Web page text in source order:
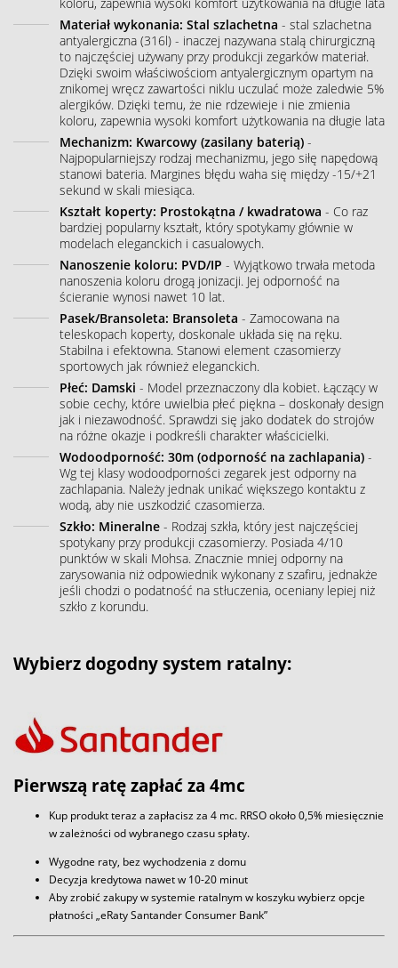
Materiał wykonania: Stal szlachetna - stal szlachetna
antyalergiczna (316l) - inaczej nazywana stalą chirurgiczną
to najczęściej używany przy produkcji zegarków materiał.
Dzięki swoim właściwościom antyalergicznym opartym na
znikomej wręcz zawartości niklu uczulać może zaledwie 5%
alergików. Dzięki temu, że nie rdzewieje i nie zmienia
koloru, zapewnia wysoki komfort użytkowania na długie lata
Mechanizm: Kwarcowy (zasilany baterią) -
Najpopularniejszy rodzaj mechanizmu, jego siłę napędową
stanowi bateria. Margines błędu waha się między -15/+21
sekund w skali miesiąca.
Kształt koperty: Prostokątna / kwadratowa - Co raz
bardziej popularny kształt, który spotykamy głównie w
modelach eleganckich i casualowych.
Nanoszenie koloru: PVD/IP - Wyjątkowo trwała metoda
nanoszenia koloru drogą jonizacji. Jej odporność na
ścieranie wynosi nawet 10 lat.
Pasek/Bransoleta: Bransoleta - Zamocowana na
teleskopach koperty, doskonale układa się na ręku.
Stabilna i efektowna. Stanowi element czasomierzy
sportowych jak również eleganckich.
Płeć: Damski - Model przeznaczony dla kobiet. Łączący w
sobie cechy, które uwielbia płeć piękna – doskonały design
jak i niezawodność. Sprawdzi się jako dodatek do strojów
na różne okazje i podkreśli charakter właścicielki.
Wodoodporność: 30m (odporność na zachlapania) -
Wg tej klasy wodoodporności zegarek jest odporny na
zachlapania. Należy jednak unikać większego kontaktu z
wodą, aby nie uszkodzić czasomierza.
Szkło: Mineralne - Rodzaj szkła, który jest najczęściej
spotykany przy produkcji czasomierzy. Posiada 4/10
punktów w skali Mohsa. Znacznie mniej odporny na
zarysowania niż odpowiednik wykonany z szafiru, jednakże
jeśli chodzi o podatność na stłuczenia, oceniany lepiej niż
szkło z korundu.
Wybierz dogodny system ratalny:
Pierwszą ratę zapłać za 4mc
Kup produkt teraz a zapłacisz za 4 mc. RRSO około 0,5% miesięcznie
w zależności od wybranego czasu spłaty.
Wygodne raty, bez wychodzenia z domu
Decyzja kredytowa nawet w 10-20 minut
Aby zrobić zakupy w systemie ratalnym w koszyku wybierz opcje
płatności „eRaty Santander Consumer Bank”